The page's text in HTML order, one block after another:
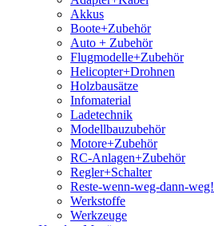
Akkus
Boote+Zubehör
Auto + Zubehör
Flugmodelle+Zubehör
Helicopter+Drohnen
Holzbausätze
Infomaterial
Ladetechnik
Modellbauzubehör
Motore+Zubehör
RC-Anlagen+Zubehör
Regler+Schalter
Reste-wenn-weg-dann-weg!
Werkstoffe
Werkzeuge